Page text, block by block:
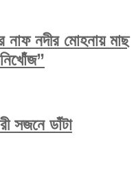
নাফ নদীর মোহনায় মাছ
নিখোঁজ”
সজনে ডাঁটা